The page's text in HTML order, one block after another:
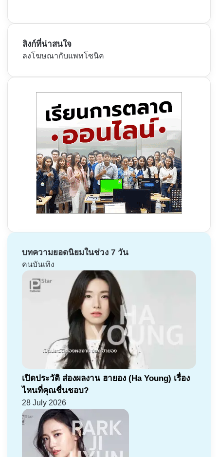
ลิงก์ที่น่าสนใจ
ลงโฆษณากับแพทโซนิค
บทความยอดนิยมในช่วง 7 วัน
คนบันเทิง
เปิดประวัติ ส่องผลงาน ฮายอง (Ha Young) เรื่อง
ไหนที่คุณชื่นชอบ?
28 July 2026